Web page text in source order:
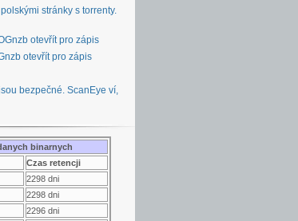
stránky s torrenty.
otevřít pro zápis
otevřít pro zápis
bezpečné. ScanEye ví,
binarnych
Czas retencji
2298 dni
2298 dni
2296 dni